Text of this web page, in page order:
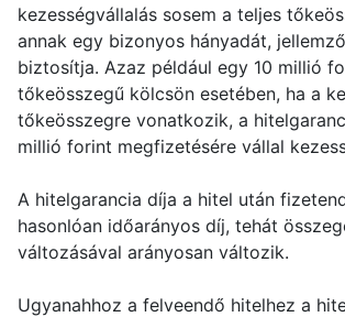
kezességvállalás sosem a teljes
annak egy bizonyos hányadát,
biztosítja. Azaz például egy 10 millió
tőkeösszegű kölcsön esetében, ha a
tőkeösszegre vonatkozik, a
millió forint megfizetésére vállal
A hitelgarancia díja a hitel után
hasonlóan időarányos díj, tehát
változásával arányosan változik.
Ugyanahhoz a felveendő hitelhez a